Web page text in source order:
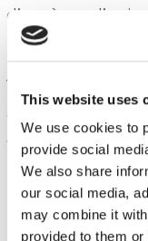
This website uses
We use cookies to
provide social
We also share
our social media,
may combine it
provided to them
d’espèces
uniques !
Voici une liste
apprendre les
dans les mers et
Anglais